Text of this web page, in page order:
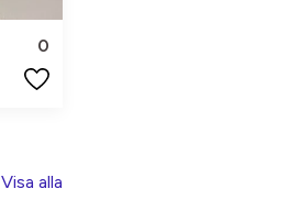
0
Visa alla